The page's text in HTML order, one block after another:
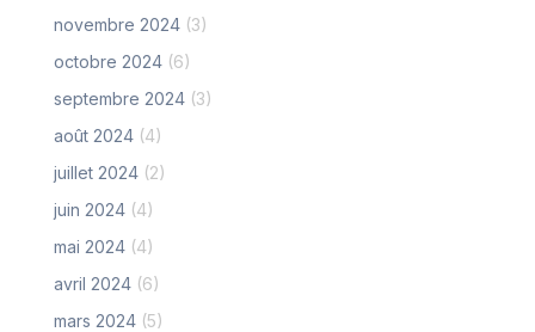
novembre 2024 (3)
octobre 2024 (6)
septembre 2024 (3)
août 2024 (4)
juillet 2024 (2)
juin 2024 (4)
mai 2024 (4)
avril 2024 (6)
mars 2024 (5)